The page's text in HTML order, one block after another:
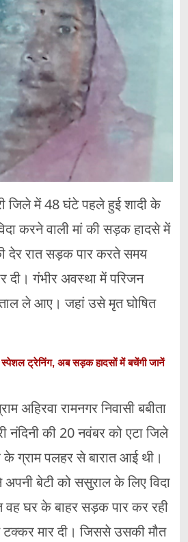
जिले में 48 घंटे पहले हुई शादी के
करने वाली मां की सड़क हादसे में
देर रात सड़क पार करते समय
दी। गंभीर अवस्था में परिजन
ले आए। जहां उसे मृत घोषित
स्पेशल ट्रेनिंग, अब सड़क हादसों में बचेंगी जानें
अहिरवा रामनगर निवासी बबीता
नंदिनी की 20 नवंबर को एटा जिले
ग्राम पलहर से बारात आई थी।
अपनी बेटी को ससुराल के लिए विदा
वह घर के बाहर सड़क पार कर रही
मार दी। जिससे उसकी मौत